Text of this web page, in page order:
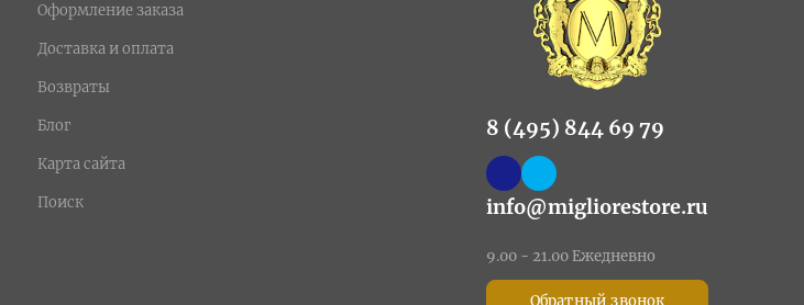
Оформление заказа
Доставка и оплата
Возвраты
Блог
Карта сайта
Поиск
8 (495) 844 69 79
info@migliorestore.ru
9.00 - 21.00 Ежедневно